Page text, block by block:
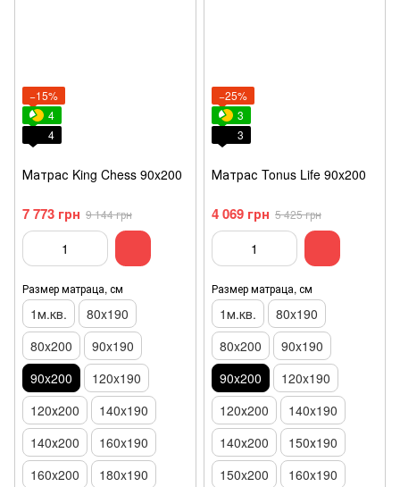
−15%
4
4
Матрас King Chess 90x200
7 773 грн 9 144 грн
Размер матраца, см
1м.кв.
80x190
80x200
90x190
90x200
120x190
120х200
140x190
140х200
160x190
160x200
180x190
−25%
3
3
Матрас Tonus Life 90x200
4 069 грн 5 425 грн
Размер матраца, см
1м.кв.
80x190
80x200
90x190
90x200
120x190
120х200
140x190
140х200
150х190
150x200
160x190